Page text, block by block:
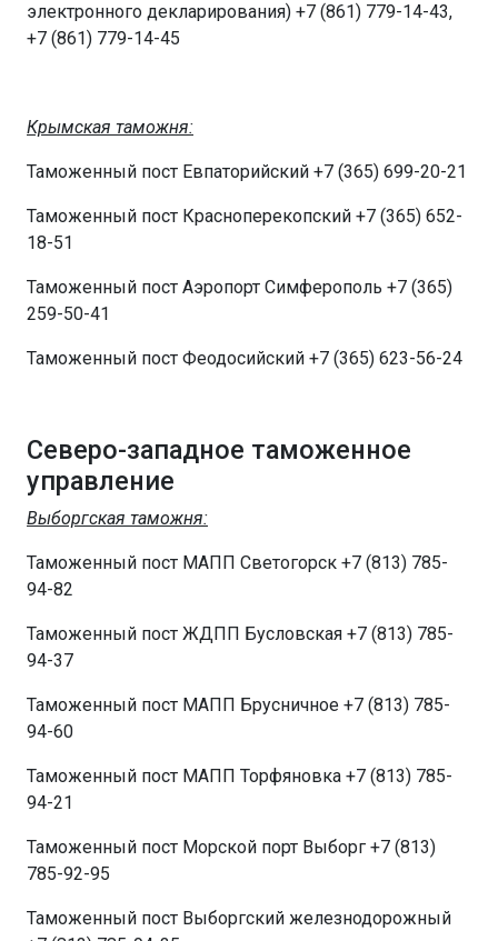
электронного декларирования) +7 (861) 779-14-43,
+7 (861) 779-14-45
Крымская таможня:
Таможенный пост Евпаторийский +7 (365) 699-20-21
Таможенный пост Красноперекопский +7 (365) 652-
18-51
Таможенный пост Аэропорт Симферополь +7 (365)
259-50-41
Таможенный пост Феодосийский +7 (365) 623-56-24
Северо-западное таможенное
управление
Выборгская таможня:
Таможенный пост МАПП Светогорск +7 (813) 785-
94-82
Таможенный пост ЖДПП Бусловская +7 (813) 785-
94-37
Таможенный пост МАПП Брусничное +7 (813) 785-
94-60
Таможенный пост МАПП Торфяновка +7 (813) 785-
94-21
Таможенный пост Морской порт Выборг +7 (813)
785-92-95
Таможенный пост Выборгский железнодорожный